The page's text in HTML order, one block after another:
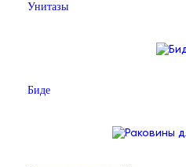
Унитазы
Биде